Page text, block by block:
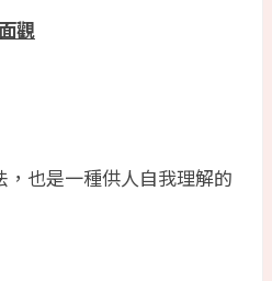
觀
也是一種供人自我理解的